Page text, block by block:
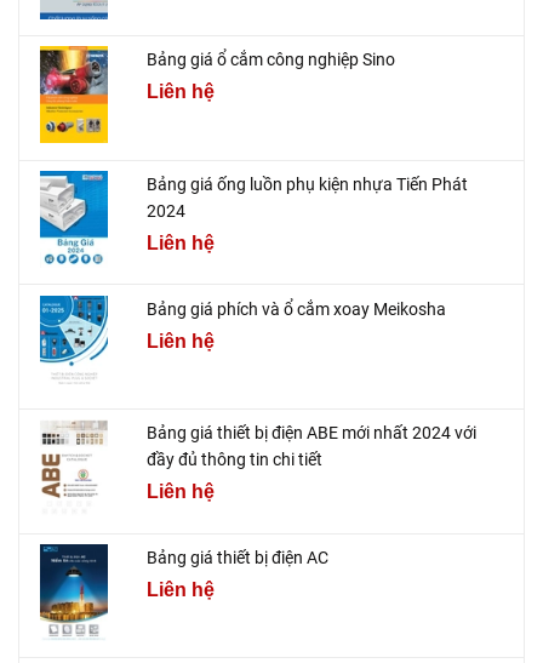
Bảng giá ổ cắm công nghiệp Sino
Liên hệ
Bảng giá ống luồn phụ kiện nhựa Tiến Phát
2024
Liên hệ
Bảng giá phích và ổ cắm xoay Meikosha
Liên hệ
Bảng giá thiết bị điện ABE mới nhất 2024 với
đầy đủ thông tin chi tiết
Liên hệ
Bảng giá thiết bị điện AC
Liên hệ